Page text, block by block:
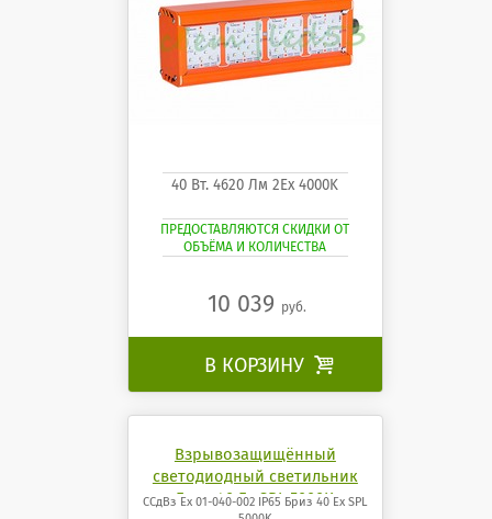
40 Вт. 4620 Лм 2Ех 4000K
ПРЕДОСТАВЛЯЮТСЯ СКИДКИ ОТ
ОБЪЁМА И КОЛИЧЕСТВА
10 039 руб.
В КОРЗИНУ 
Взрывозащищённый
светодиодный светильник
Бриз 40 Ех SPL 5000K
ССдВз Ех 01-040-002 IP65 Бриз 40 Ех SPL